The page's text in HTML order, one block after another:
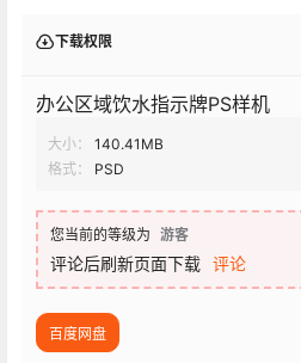
下载权限
办公区域饮水指示牌PS样机
大小：
140.41MB
格式：
PSD
您当前的等级为 游客
评论后刷新页面下载 评论
百度网盘